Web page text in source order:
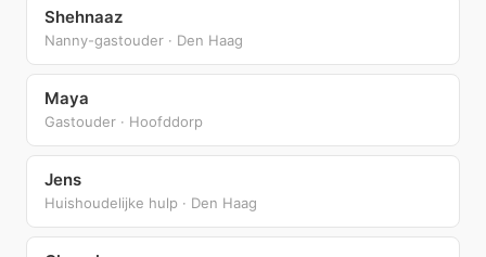
Shehnaaz
Nanny-gastouder · Den Haag
Maya
Gastouder · Hoofddorp
Jens
Huishoudelijke hulp · Den Haag